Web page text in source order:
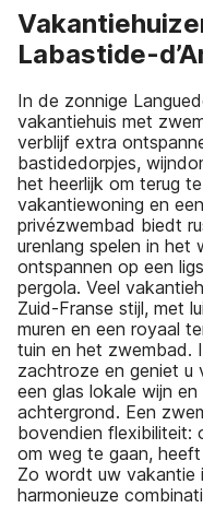
Labastide-
In de zonnige
vakantiehuis met
verblijf extra
bastidedorpjes,
het heerlijk om terug
vakantiewoning en
privézwembad biedt
urenlang spelen in het
ontspannen op een
pergola. Veel
Zuid-Franse stijl, met
muren en een royaal
tuin en het zwembad.
zachtroze en geniet u
een glas lokale wijn
achtergrond. Een
bovendien flexibiliteit:
om weg te gaan,
Zo wordt uw vakantie
harmonieuze